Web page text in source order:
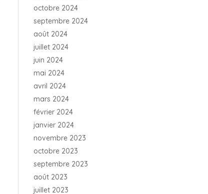
octobre 2024
septembre 2024
août 2024
juillet 2024
juin 2024
mai 2024
avril 2024
mars 2024
février 2024
janvier 2024
novembre 2023
octobre 2023
septembre 2023
août 2023
juillet 2023